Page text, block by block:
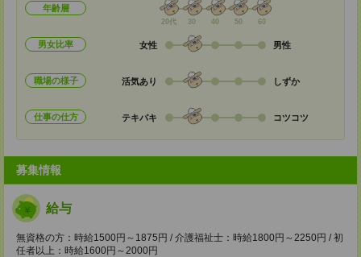
年齢層
20代 30 40 50 60
男女比率 女性 男性
職場の様子 活気あり しずか
仕事の仕方 テキパキ コツコツ
募集情報
給与
無資格の方：時給1500円～1875円 / 介護福祉士：時給1800円～2250円 / 初
任者以上：時給1600円～2000円